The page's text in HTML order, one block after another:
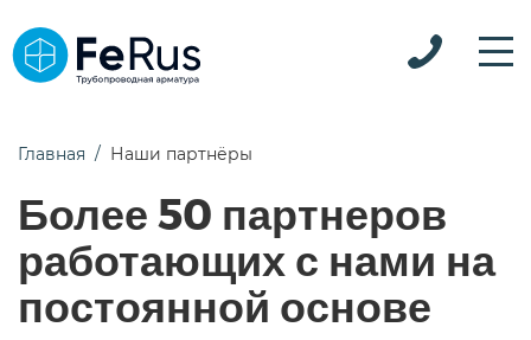
Главная Наши партнёры
Более 50 партнеров
работающих с нами на
постоянной основе